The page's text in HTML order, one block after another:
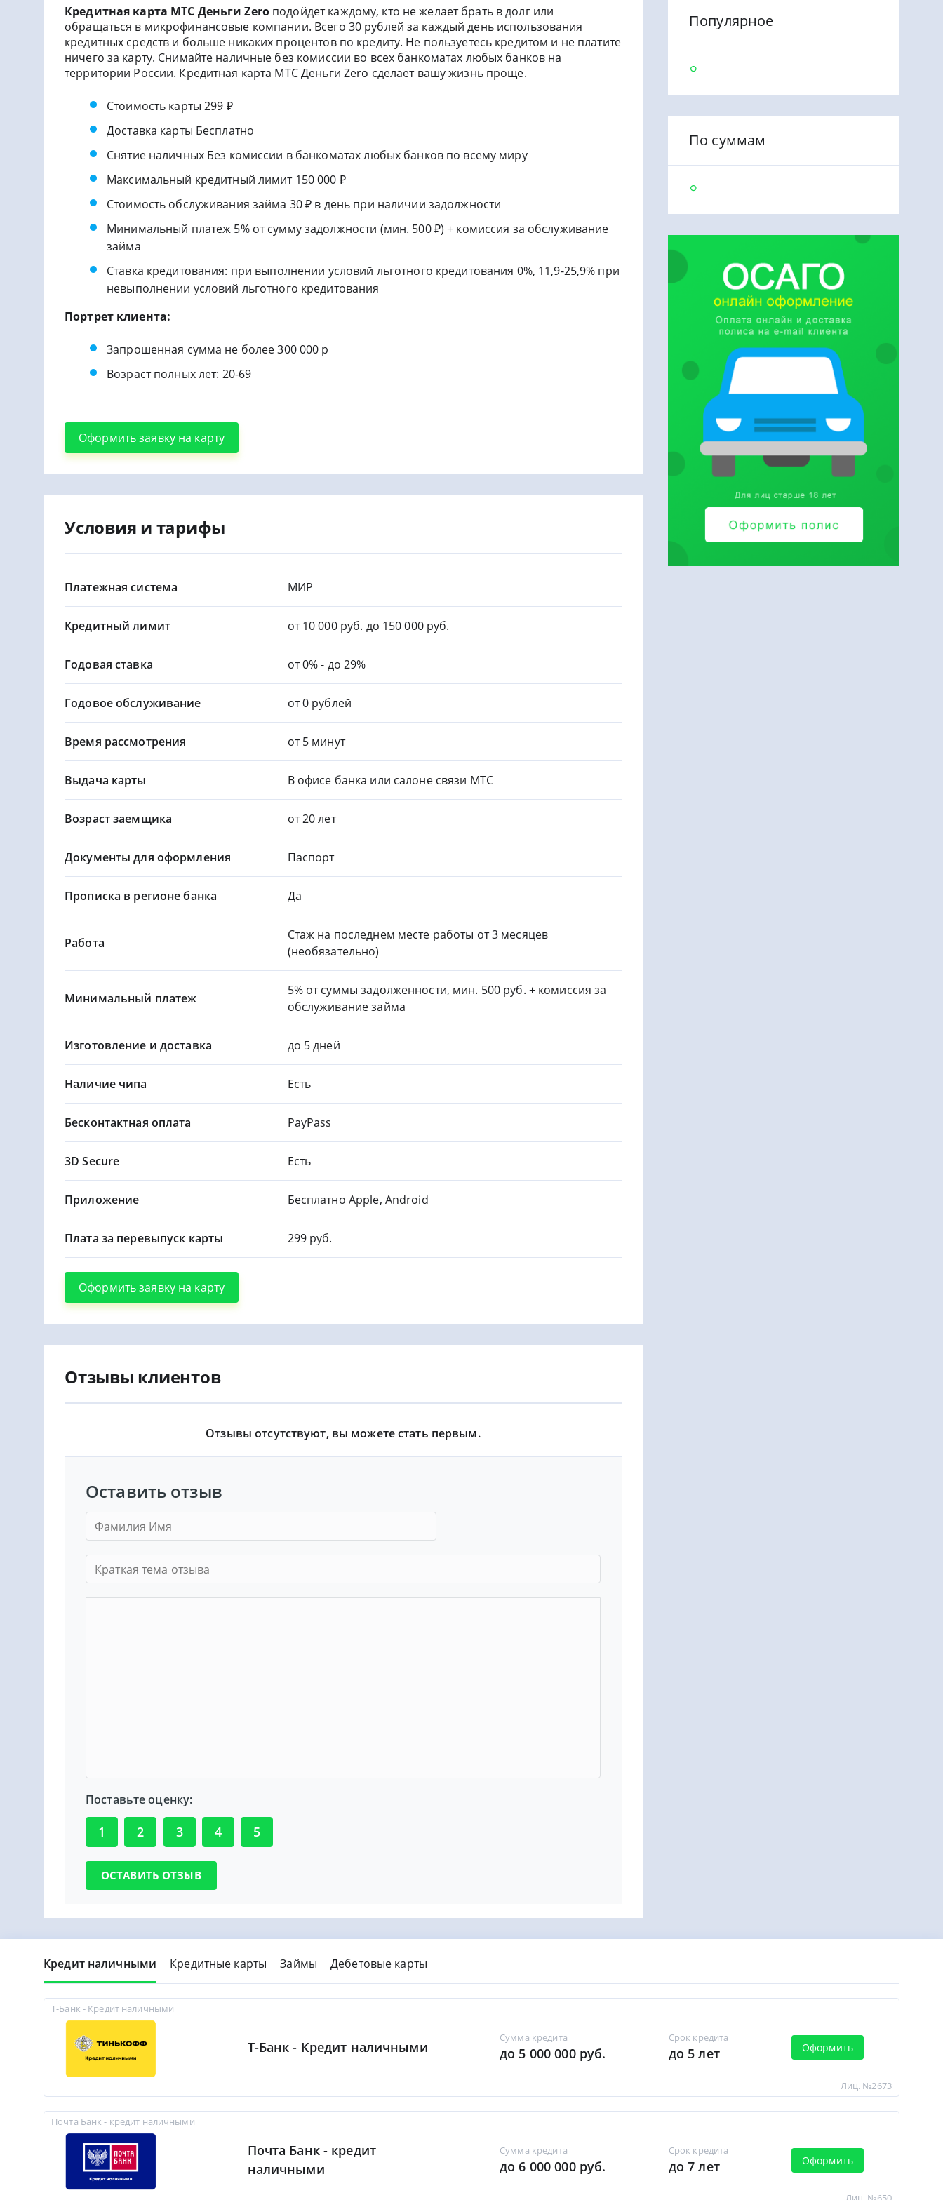
Кредитная карта МТС Деньги Zero подойдет каждому, кто не желает брать в долг или
обращаться в микрофинансовые компании. Всего 30 рублей за каждый день использования
кредитных средств и больше никаких процентов по кредиту. Не пользуетесь кредитом и не платите
ничего за карту. Снимайте наличные без комиссии во всех банкоматах любых банков на
территории России. Кредитная карта МТС Деньги Zero сделает вашу жизнь проще.
Стоимость карты 299 ₽
Доставка карты Бесплатно
Снятие наличных Без комиссии в банкоматах любых банков по всему миру
Максимальный кредитный лимит 150 000 ₽
Стоимость обслуживания займа 30 ₽ в день при наличии задолжности
Минимальный платеж 5% от сумму задолжности (мин. 500 ₽) + комиссия за обслуживание
займа
Ставка кредитования: при выполнении условий льготного кредитования 0%, 11,9-25,9% при
невыполнении условий льготного кредитования
Портрет клиента:
Запрошенная сумма не более 300 000 р
Возраст полных лет: 20-69
Оформить заявку на карту
Условия и тарифы
Платежная система МИР
Кредитный лимит от 10 000 руб. до 150 000 руб.
Годовая ставка от 0% - до 29%
Годовое обслуживание от 0 рублей
Время рассмотрения от 5 минут
Выдача карты В офисе банка или салоне связи МТС
Возраст заемщика от 20 лет
Документы для оформления Паспорт
Прописка в регионе банка Да
Работа
Стаж на последнем месте работы от 3 месяцев
(необязательно)
Минимальный платеж
5% от суммы задолженности, мин. 500 руб. + комиссия за
обслуживание займа
Изготовление и доставка до 5 дней
Наличие чипа Есть
Бесконтактная оплата PayPass
3D Secure Есть
Приложение Бесплатно Apple, Android
Плата за перевыпуск карты 299 руб.
Оформить заявку на карту
Отзывы клиентов
Отзывы отсутствуют, вы можете стать первым.
Оставить отзыв
Поставьте оценку:
1 2 3 4 5
Популярное
По суммам
Кредит наличными Кредитные карты Займы Дебетовые карты
Т-Банк - Кредит наличными
Т-Банк - Кредит наличными
Сумма кредита
до 5 000 000 руб.
Срок кредита
до 5 лет Оформить
Лиц. №2673
Почта Банк - кредит наличными
Почта Банк - кредит
наличными
Сумма кредита
до 6 000 000 руб.
Срок кредита
до 7 лет Оформить